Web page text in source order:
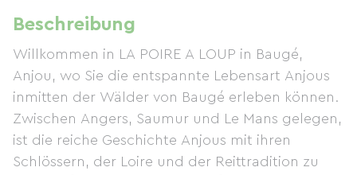
Beschreibung
Willkommen in LA POIRE A LOUP in Baugé,
Anjou, wo Sie die entspannte Lebensart Anjous
inmitten der Wälder von Baugé erleben können.
Zwischen Angers, Saumur und Le Mans gelegen,
ist die reiche Geschichte Anjous mit ihren
Schlössern, der Loire und der Reittradition zu